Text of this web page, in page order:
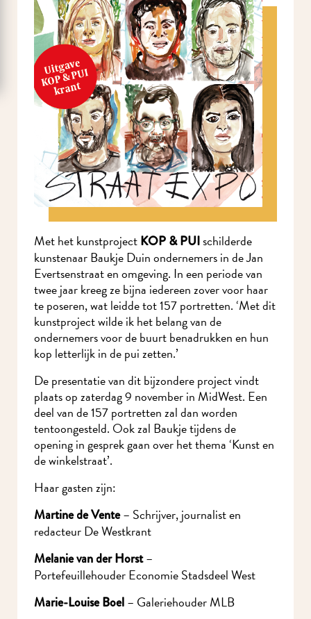
Met het kunstprojectKOP & PUIschilderde
kunstenaar Baukje Duin ondernemers in de Jan
Evertsenstraat en omgeving. In een periode van
twee jaar kreeg ze bijna iedereen zover voor haar
te poseren, wat leidde tot 157 portretten. ‘Met dit
kunstproject wilde ik het belang van de
ondernemers voor de buurt benadrukken en hun
kop letterlijk in de pui zetten.’
De presentatie van dit bijzondere project vindt
plaats op zaterdag 9 november in MidWest. Een
deel van de 157 portretten zal dan worden
tentoongesteld. Ook zal Baukje tijdens de
opening in gesprek gaan over het thema ‘Kunst en
de winkelstraat’.
Haar gasten zijn:
Martine de Vente– Schrijver,journalist en
redacteur De Westkrant
Melanie van der Horst–
PortefeuillehouderEconomie Stadsdeel West
Marie-Louise Boel– GaleriehouderMLB